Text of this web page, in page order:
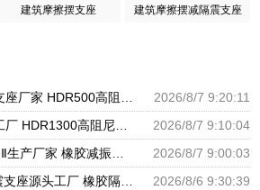
建筑摩擦摆支座 建筑摩擦摆减隔震支座
建筑非连续端铅芯隔震支座厂家 HDR500高阻尼橡胶支座多少钱 建筑橡胶隔震支座LNRLRB源头工厂
2026/8/7 9:20:11
橡胶组合隔震支座源头工厂 HDR1300高阻尼支座 天然橡胶隔震支座厂家直销
2026/8/7 9:10:04
天然隔震支座LNR1000-Ⅱ生产厂家 橡胶减振支座厂家 HDR600隔震支座厂家
2026/8/7 9:00:03
HDR900高阻尼橡胶隔震支座源头工厂 橡胶隔震支座商家生产厂家 LRB支座厂家
2026/8/6 9:30:39